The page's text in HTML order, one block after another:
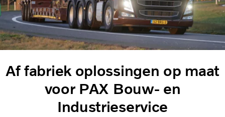
Af fabriek oplossingen op maat
voor PAX Bouw- en
Industrieservice